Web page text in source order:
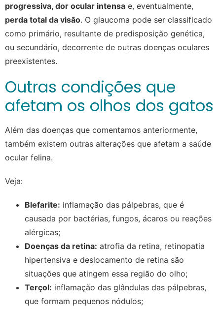
progressiva, dor ocular intensa e, eventualmente,
perda total da visão. O glaucoma pode ser classificado
como primário, resultante de predisposição genética,
ou secundário, decorrente de outras doenças oculares
preexistentes.
Outras condições que
afetam os olhos dos gatos
Além das doenças que comentamos anteriormente,
também existem outras alterações que afetam a saúde
ocular felina.
Veja:
Blefarite: inflamação das pálpebras, que é
causada por bactérias, fungos, ácaros ou reações
alérgicas;
Doenças da retina: atrofia da retina, retinopatia
hipertensiva e deslocamento de retina são
situações que atingem essa região do olho;
Terçol: inflamação das glândulas das pálpebras,
que formam pequenos nódulos;